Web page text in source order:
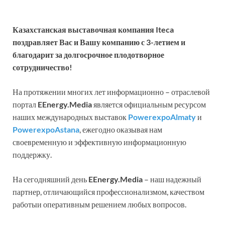
Казахстанская выставочная компания Iteca
поздравляет Вас и Вашу компанию с 3-летием и
благодарит за долгосрочное плодотворное
сотрудничество!
На протяжении многих лет информационно – отраслевой
портал EEnergy.Mediaявляется официальным ресурсом
наших международных выставок PowerexpoAlmatyи
PowerexpoAstana, ежегодно оказывая нам
своевременную и эффективную информационную
поддержку.
На сегодняшний день EEnergy.Media – наш надежный
партнер, отличающийся профессионализмом, качеством
работыи оперативным решением любых вопросов.